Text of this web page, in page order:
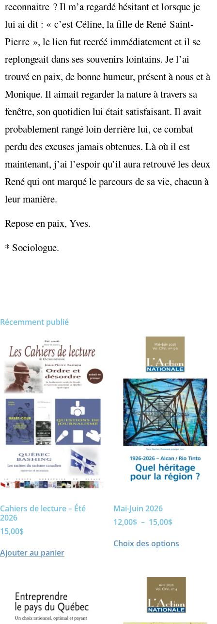
reconnaitre ? Il m’a regardé hésitant et lorsque je
lui ai dit : « c’est Céline, la fille de René Saint-
Pierre », le lien fut recréé immédiatement et il se
replongeait dans ses souvenirs lointains. Je l’ai
trouvé en paix, de bonne humeur, présent à nous et à
Monique. Il aimait regarder la nature à travers sa
fenêtre, son quotidien lui était satisfaisant. Il avait
probablement rangé loin derrière lui, ce combat
perdu des excuses jamais obtenues. Là où il est
maintenant, j’ai l’espoir qu’il aura retrouvé les deux
René qui ont marqué le parcours de sa vie, chacun à
leur manière.
Repose en paix, Yves.
* Sociologue.
Récemment publié
Cahiers de lecture – Été
2026
15,00$
Ajouter au panier
Mai-Juin 2026
12,00$ – 15,00$
Choix des options